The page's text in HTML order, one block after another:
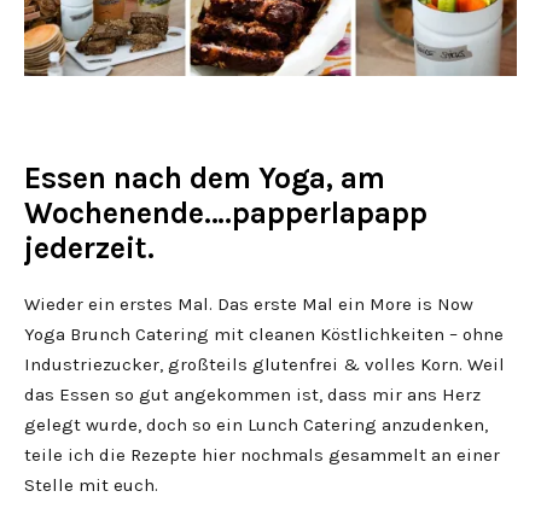
Essen nach dem Yoga, am
Wochenende….papperlapapp
jederzeit.
Wieder ein erstes Mal. Das erste Mal ein More is Now
Yoga Brunch Catering mit cleanen Köstlichkeiten – ohne
Industriezucker, großteils glutenfrei & volles Korn. Weil
das Essen so gut angekommen ist, dass mir ans Herz
gelegt wurde, doch so ein Lunch Catering anzudenken,
teile ich die Rezepte hier nochmals gesammelt an einer
Stelle mit euch.